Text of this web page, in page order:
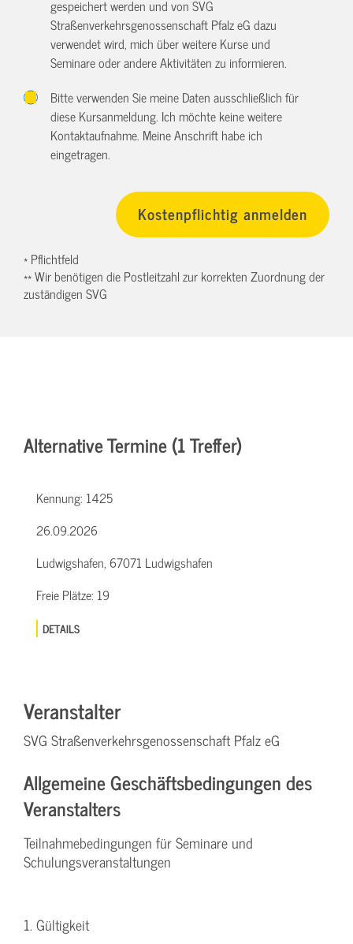
gespeichert werden und von SVG
Straßenverkehrsgenossenschaft Pfalz eG dazu
verwendet wird, mich über weitere Kurse und
Seminare oder andere Aktivitäten zu informieren.
Bitte verwenden Sie meine Daten ausschließlich für
diese Kursanmeldung. Ich möchte keine weitere
Kontaktaufnahme. Meine Anschrift habe ich
eingetragen.
* Pflichtfeld
** Wir benötigen die Postleitzahl zur korrekten Zuordnung der
zuständigen SVG
Alternative Termine (1 Treffer)
Kennung: 1425
26.09.2026
Ludwigshafen, 67071 Ludwigshafen
Freie Plätze: 19
DETAILS
Veranstalter
SVG Straßenverkehrsgenossenschaft Pfalz eG
Allgemeine Geschäftsbedingungen des
Veranstalters
Teilnahmebedingungen für Seminare und
Schulungsveranstaltungen
1. Gültigkeit